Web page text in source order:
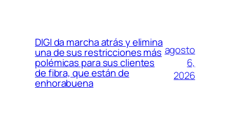
DIGI da marcha atrás y elimina
una de sus restricciones más
polémicas para sus clientes
de fibra, que están de
enhorabuena
agosto
6,
2026